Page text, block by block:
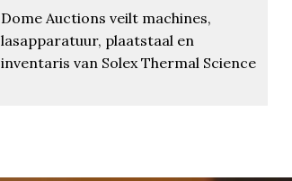
Dome Auctions veilt machines,
lasapparatuur, plaatstaal en
inventaris van Solex Thermal Science